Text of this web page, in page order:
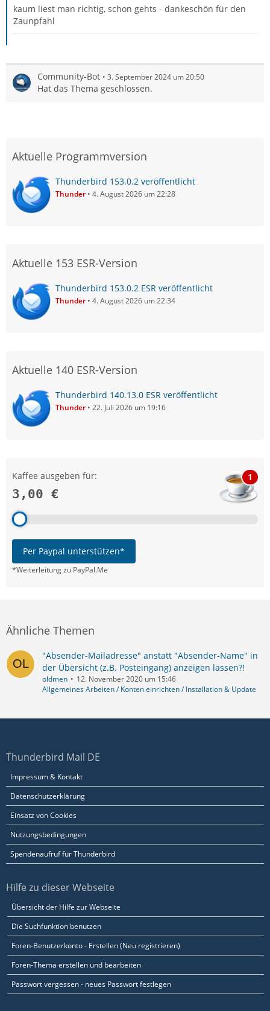
kaum liest man richtig, schon gehts - dankeschön für den
Zaunpfahl
Community-Bot 3. September 2024 um 20:50
Hat das Thema geschlossen.
Aktuelle Programmversion
Thunderbird 153.0.2 veröffentlicht
Thunder 4. August 2026 um 22:28
Aktuelle 153 ESR-Version
Thunderbird 153.0.2 ESR veröffentlicht
Thunder 4. August 2026 um 22:34
Aktuelle 140 ESR-Version
Thunderbird 140.13.0 ESR veröffentlicht
Thunder 22. Juli 2026 um 19:16
Kaffee ausgeben für:
3,00 €
1
Per Paypal unterstützen*
*Weiterleitung zu PayPal.Me
Ähnliche Themen
"Absender-Mailadresse" anstatt "Absender-Name" in
der Übersicht (z.B. Posteingang) anzeigen lassen?!
oldmen
12. November 2020 um 15:46
Allgemeines Arbeiten / Konten einrichten / Installation & Update
Thunderbird Mail DE
Impressum & Kontakt
Datenschutzerklärung
Einsatz von Cookies
Nutzungsbedingungen
Spendenaufruf für Thunderbird
Hilfe zu dieser Webseite
Übersicht der Hilfe zur Webseite
Die Suchfunktion benutzen
Foren-Benutzerkonto - Erstellen (Neu registrieren)
Foren-Thema erstellen und bearbeiten
Passwort vergessen - neues Passwort festlegen